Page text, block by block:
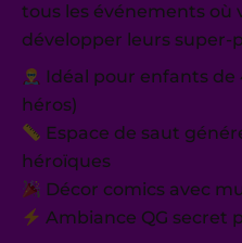
tous les événements où
développer leurs super-
Idéal pour enfants de
héros)
Espace de saut
héroïques
Décor comics avec
Ambiance QG secret